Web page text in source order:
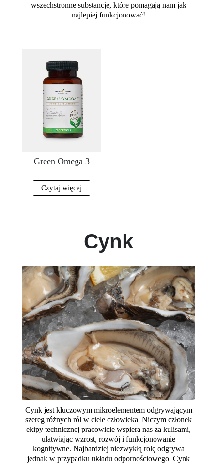
wszechstronne substancje, które pomagają nam jak
najlepiej funkcjonować!
Green Omega 3
Czytaj więcej
Cynk
Cynk jest kluczowym mikroelementem odgrywającym
szereg różnych ról w ciele człowieka. Niczym członek
ekipy technicznej pracowicie wspiera nas za kulisami,
ułatwiając wzrost, rozwój i funkcjonowanie
kognitywne. Najbardziej niezwykłą rolę odgrywa
jednak w przypadku układu odpornościowego. Cynk